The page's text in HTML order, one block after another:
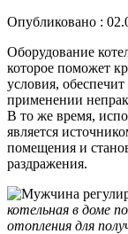
Опубликовано :
Оборудование
которое поможет
условия,
применении
В то же время,
является
помещения и
раздражения.
котельная в доме
отопления для